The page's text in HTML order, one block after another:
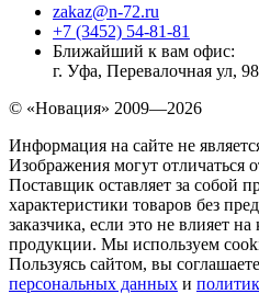
zakaz@n-72.ru
+7 (3452) 54-81-81
Ближайший к вам офис:
г. Уфа, Перевалочная ул,
© «Новация» 2009—2026
Информация на сайте не
Изображения могут отличаться
Поставщик оставляет за собой
характеристики товаров без
заказчика, если это не влияет на
продукции. Мы используем
Пользуясь сайтом, вы
персональных данных и